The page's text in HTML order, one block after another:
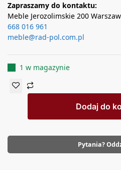
Zapraszamy do kontaktu:
Meble Jerozolimskie 200
668 016 961
meble@rad-pol.com.pl
1 w magazynie
Dodaj do
Pytania?